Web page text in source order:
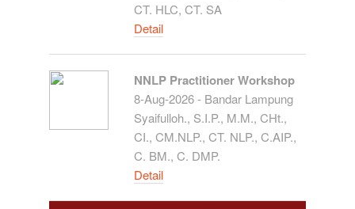
CT. HLC, CT. SA
Detail
NNLP Practitioner Workshop
8-Aug-2026 - Bandar Lampung
Syaifulloh., S.I.P., M.M., CHt.,
CI., CM.NLP., CT. NLP., C.AIP.,
C. BM., C. DMP.
Detail